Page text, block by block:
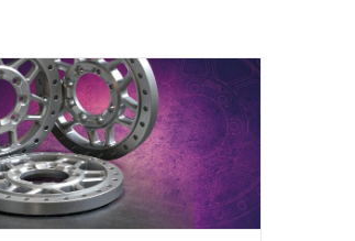
Amsterdamse
Mokum 4Mini
Garage scoort
Aziatische
nichemarkt